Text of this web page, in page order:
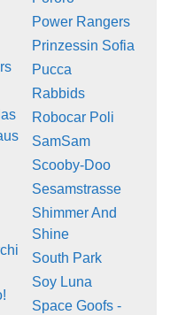
Power Rangers
Prinzessin Sofia
Pucca
Rabbids
Robocar Poli
SamSam
Scooby-Doo
Sesamstrasse
Shimmer And
Shine
South Park
Soy Luna
Space Goofs -